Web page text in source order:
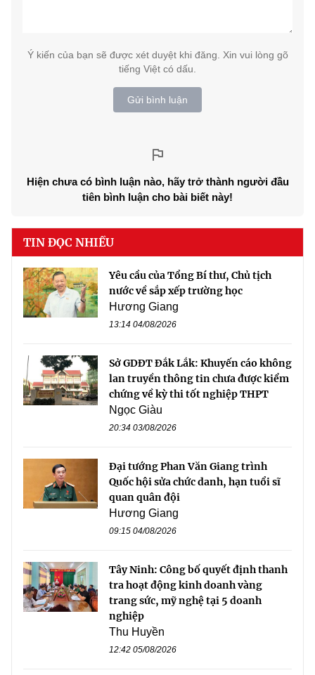
Ý kiến của bạn sẽ được xét duyệt khi đăng. Xin vui lòng gõ
tiếng Việt có dấu.
Gửi bình luận
Hiện chưa có bình luận nào, hãy trở thành người đầu
tiên bình luận cho bài biết này!
TIN ĐỌC NHIỀU
Yêu cầu của Tổng Bí thư, Chủ tịch
nước về sắp xếp trường học
Hương Giang
13:14 04/08/2026
Sở GDĐT Đắk Lắk: Khuyến cáo không
lan truyền thông tin chưa được kiểm
chứng về kỳ thi tốt nghiệp THPT
Ngọc Giàu
20:34 03/08/2026
Đại tướng Phan Văn Giang trình
Quốc hội sửa chức danh, hạn tuổi sĩ
quan quân đội
Hương Giang
09:15 04/08/2026
Tây Ninh: Công bố quyết định thanh
tra hoạt động kinh doanh vàng
trang sức, mỹ nghệ tại 5 doanh
nghiệp
Thu Huyền
12:42 05/08/2026